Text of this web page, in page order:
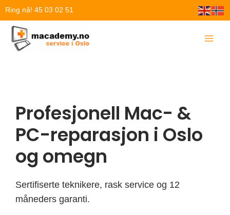
Hopp
innholdet
Ring nå! 45 03 02 51
Profesjonell Mac- &
PC-reparasjon i Oslo
og omegn
Sertifiserte teknikere, rask service og 12
måneders garanti.